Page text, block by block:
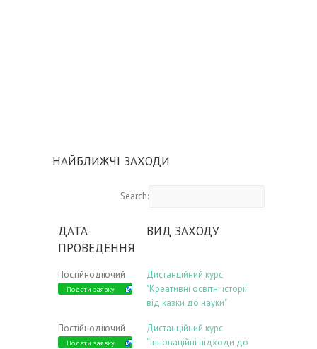
НАЙБЛИЖЧІ ЗАХОДИ
Search:
ДАТА
ПРОВЕДЕННЯ
ВИД ЗАХОДУ
Постійнодіючий
Подати заявку
Дистанційний курс
"Креативні освітні історії:
від казки до науки"
Постійнодіючий
Подати заявку
Дистанційний курс
“Інноваційні підходи до